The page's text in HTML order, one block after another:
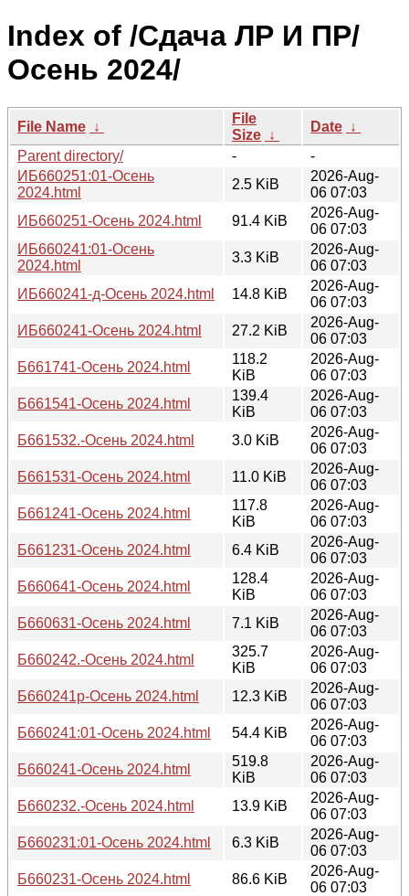
Index of /Сдача ЛР И ПР/
Осень 2024/
File Name ↓
File
Size ↓
Date ↓
Parent directory/
-
-
ИБ660251:01-Осень
2024.html
2.5 KiB
2026-Aug-
06 07:03
ИБ660251-Осень 2024.html
91.4 KiB
2026-Aug-
06 07:03
ИБ660241:01-Осень
2024.html
3.3 KiB
2026-Aug-
06 07:03
ИБ660241-д-Осень 2024.html
14.8 KiB
2026-Aug-
06 07:03
ИБ660241-Осень 2024.html
27.2 KiB
2026-Aug-
06 07:03
Б661741-Осень 2024.html
118.2
KiB
2026-Aug-
06 07:03
Б661541-Осень 2024.html
139.4
KiB
2026-Aug-
06 07:03
Б661532.-Осень 2024.html
3.0 KiB
2026-Aug-
06 07:03
Б661531-Осень 2024.html
11.0 KiB
2026-Aug-
06 07:03
Б661241-Осень 2024.html
117.8
KiB
2026-Aug-
06 07:03
Б661231-Осень 2024.html
6.4 KiB
2026-Aug-
06 07:03
Б660641-Осень 2024.html
128.4
KiB
2026-Aug-
06 07:03
Б660631-Осень 2024.html
7.1 KiB
2026-Aug-
06 07:03
Б660242.-Осень 2024.html
325.7
KiB
2026-Aug-
06 07:03
Б660241р-Осень 2024.html
12.3 KiB
2026-Aug-
06 07:03
Б660241:01-Осень 2024.html
54.4 KiB
2026-Aug-
06 07:03
Б660241-Осень 2024.html
519.8
KiB
2026-Aug-
06 07:03
Б660232.-Осень 2024.html
13.9 KiB
2026-Aug-
06 07:03
Б660231:01-Осень 2024.html
6.3 KiB
2026-Aug-
06 07:03
Б660231-Осень 2024.html
86.6 KiB
2026-Aug-
06 07:03